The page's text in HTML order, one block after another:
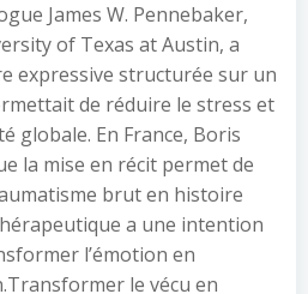
James W. Pennebaker,
of Texas at Austin, a
expressive structurée sur un
de réduire le stress et
globale. En France, Boris
la mise en récit permet de
brut en histoire
a une intention
l’émotion en
le vécu en